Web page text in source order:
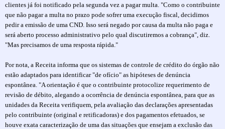
clientes já foi notificado pela segunda vez a pagar multa. "Como o contribuinte
que não pagar a multa no prazo pode sofrer uma execução fiscal, decidimos
pedir a emissão de uma CND. Isso será negado por causa da multa não paga e
será aberto processo administrativo pelo qual discutiremos a cobrança", diz.
"Mas precisamos de uma resposta rápida."
Por nota, a Receita informa que os sistemas de controle de crédito do órgão não
estão adaptados para identificar "de ofício" as hipóteses de denúncia
espontânea. "A orientação é que o contribuinte protocolize requerimento de
revisão de débito, alegando a ocorrência de denúncia espontânea, para que as
unidades da Receita verifiquem, pela avaliação das declarações apresentadas
pelo contribuinte (original e retificadoras) e dos pagamentos efetuados, se
houve exata caracterização de uma das situações que ensejam a exclusão das